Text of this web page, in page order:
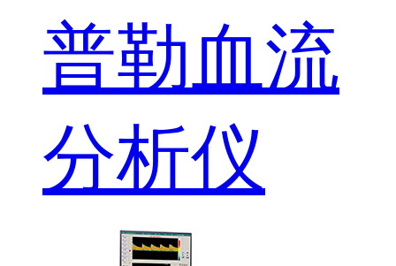
普勒血流
分析仪